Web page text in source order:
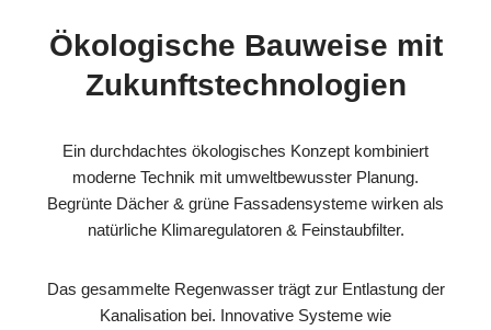
Ökologische Bauweise mit
Zukunftstechnologien
Ein durchdachtes ökologisches Konzept kombiniert
moderne Technik mit umweltbewusster Planung.
Begrünte Dächer & grüne Fassadensysteme wirken als
natürliche Klimaregulatoren & Feinstaubfilter.
Das gesammelte Regenwasser trägt zur Entlastung der
Kanalisation bei. Innovative Systeme wie